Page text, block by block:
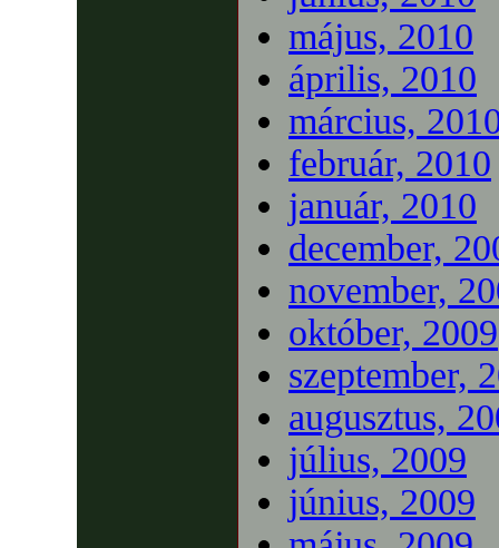
május, 2010
április, 2010
március,
február, 2010
január, 2010
december,
november,
október, 2009
szeptember,
augusztus,
július, 2009
június, 2009